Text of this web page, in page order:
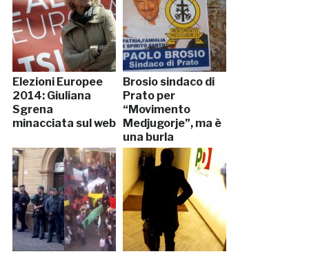
Elezioni Europee
2014: Giuliana
Sgrena
minacciata sul web
Brosio sindaco di
Prato per
“Movimento
Medjugorje”, ma è
una burla